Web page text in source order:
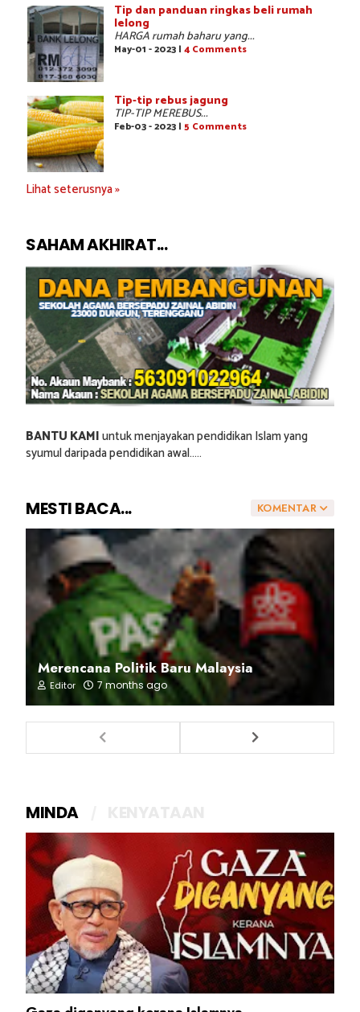
Tip dan panduan ringkas beli rumah
lelong
HARGA rumah baharu yang...
May-01 - 2023 | 4 Comments
Tip-tip rebus jagung
TIP-TIP MEREBUS...
Feb-03 - 2023 | 5 Comments
Lihat seterusnya »
SAHAM AKHIRAT...
BANTU KAMIuntuk menjayakan pendidikan Islam yang
syumul daripada pendidikan awal.....
KOMENTAR
MESTI BACA...
Merencana Politik Baru Malaysia
Editor 7 months ago
MINDA